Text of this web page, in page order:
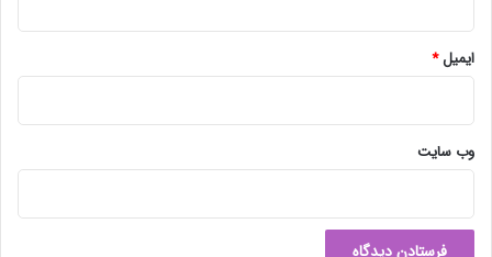
ایمیل*
وب‌ سایت